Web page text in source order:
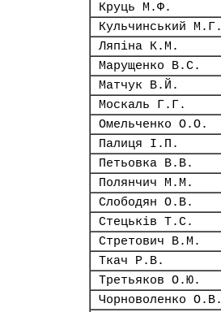
Круць М.Ф.
Кульчинський М.Г.
Ляпіна К.М.
Марущенко В.С.
Матчук В.Й.
Москаль Г.Г.
Омельченко О.О.
Палиця І.П.
Петьовка В.В.
Полянчич М.М.
Слободян О.В.
Стецьків Т.С.
Стретович В.М.
Ткач Р.В.
Третьяков О.Ю.
Чорноволенко О.В.